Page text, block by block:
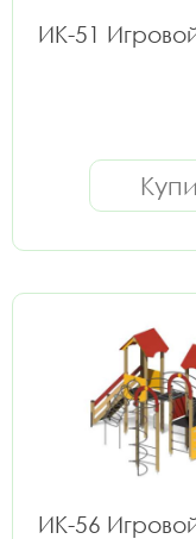
ИК-51
ИК-56